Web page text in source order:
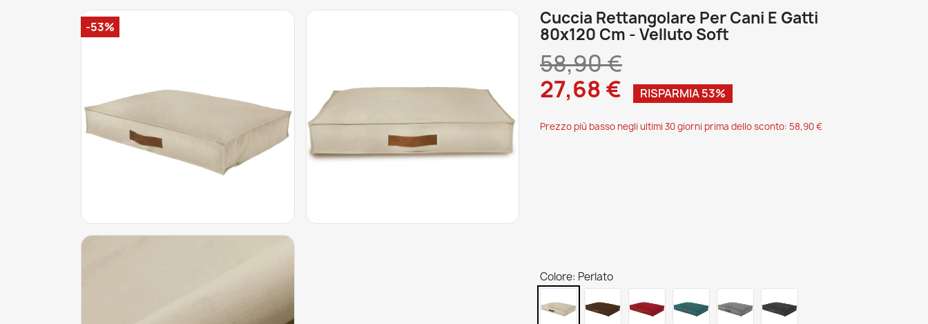
-53%
Cuccia Rettangolare Per Cani E Gatti
80x120 Cm - Velluto Soft
58,90 €
27,68 €
RISPARMIA 53%
Prezzo più basso negli ultimi 30 giorni prima dello sconto: 58,90 €
Colore: Perlato